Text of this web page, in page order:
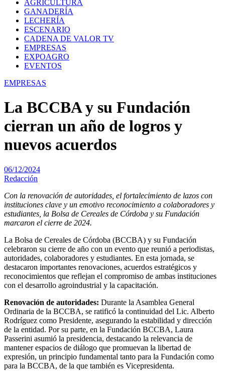
AGRICULTURA
GANADERÍA
LECHERÍA
ESCENARIO
CADENA DE VALOR TV
EMPRESAS
EXPOAGRO
EVENTOS
EMPRESAS
La BCCBA y su Fundación
cierran un año de logros y
nuevos acuerdos
06/12/2024
Redacción
Con la renovación de autoridades, el fortalecimiento de lazos con
instituciones clave y un emotivo reconocimiento a colaboradores y
estudiantes, la Bolsa de Cereales de Córdoba y su Fundación
marcaron el cierre de 2024.
La Bolsa de Cereales de Córdoba (BCCBA) y su Fundación
celebraron su cierre de año con un evento que reunió a periodistas,
autoridades, colaboradores y estudiantes. En esta jornada, se
destacaron importantes renovaciones, acuerdos estratégicos y
reconocimientos que reflejan el compromiso de ambas instituciones
con el desarrollo agroindustrial y la capacitación.
Renovación de autoridades: Durante la Asamblea General
Ordinaria de la BCCBA, se ratificó la continuidad del Lic. Alberto
Rodríguez como Presidente, asegurando la estabilidad y dirección
de la entidad. Por su parte, en la Fundación BCCBA, Laura
Passerini asumió la presidencia, destacando la relevancia de
mantener espacios de diálogo que promuevan la libertad de
expresión, un principio fundamental tanto para la Fundación como
para la BCCBA, de la que también es Vicepresidenta.